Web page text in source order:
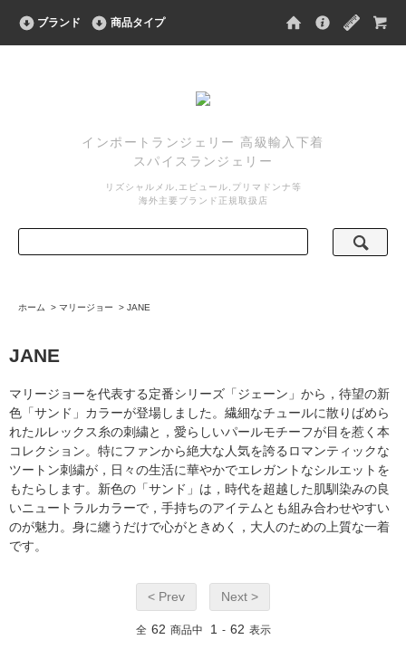
ブランド 商品タイプ
インポートランジェリー 高級輸入下着
スパイスランジェリー
リズシャルメル,エピュール,プリマドンナ等
海外主要ブランド正規取扱店
ホーム > マリージョー > JANE
JANE
マリージョーを代表する定番シリーズ「ジェーン」から，待望の新
色「サンド」カラーが登場しました。繊細なチュールに散りばめら
れたルレックス糸の刺繍と，愛らしいパールモチーフが目を惹く本
コレクション。特にファンから絶大な人気を誇るロマンティックな
ツートン刺繍が，日々の生活に華やかでエレガントなシルエットを
もたらします。新色の「サンド」は，時代を超越した肌馴染みの良
いニュートラルカラーで，手持ちのアイテムとも組み合わせやすい
のが魅力。身に纏うだけで心がときめく，大人のための上質な一着
です。
< Prev Next >
全 62 商品中 1 - 62 表示